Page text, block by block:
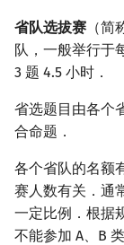
省队选拔赛 （
队，一般举行于
3 题 4.5 小时．
省选题目由各个
合命题．
各个省队的名额
赛人数有关．通
一定比例．根据
不能参加 A、B